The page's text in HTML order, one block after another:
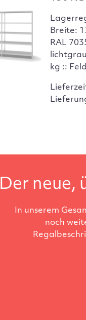
Breite:
RAL
kg ::
Der neue,
In unserem
noch